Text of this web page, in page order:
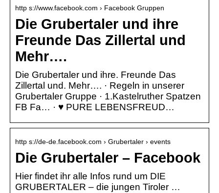
http s://www.facebook.com › Facebook Gruppen
Die Grubertaler und ihre
Freunde Das Zillertal und
Mehr….
Die Grubertaler und ihre. Freunde Das
Zillertal und. Mehr…. · Regeln in unserer
Grubertaler Gruppe · 1.Kastelruther Spatzen
FB Fa… · ♥ PURE LEBENSFREUD…
http s://de-de.facebook.com › Grubertaler › events
Die Grubertaler – Facebook
Hier findet ihr alle Infos rund um DIE
GRUBERTALER – die jungen Tiroler …